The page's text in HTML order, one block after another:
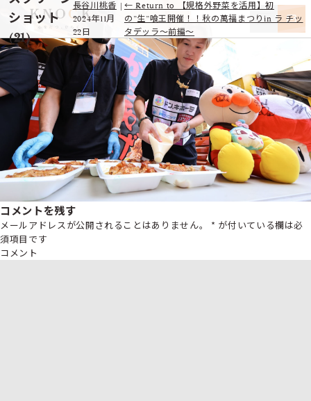
ショット
(21)
長谷川桃香 |
2024年11月
22日
← Return to 【規格外野菜を活用】初
の”生”喰王開催！！秋の萬福まつりin ラ チッ
タデッラ～前編～
コメントを残す
メールアドレスが公開されることはありません。 * が付いている欄は必
須項目です
コメント